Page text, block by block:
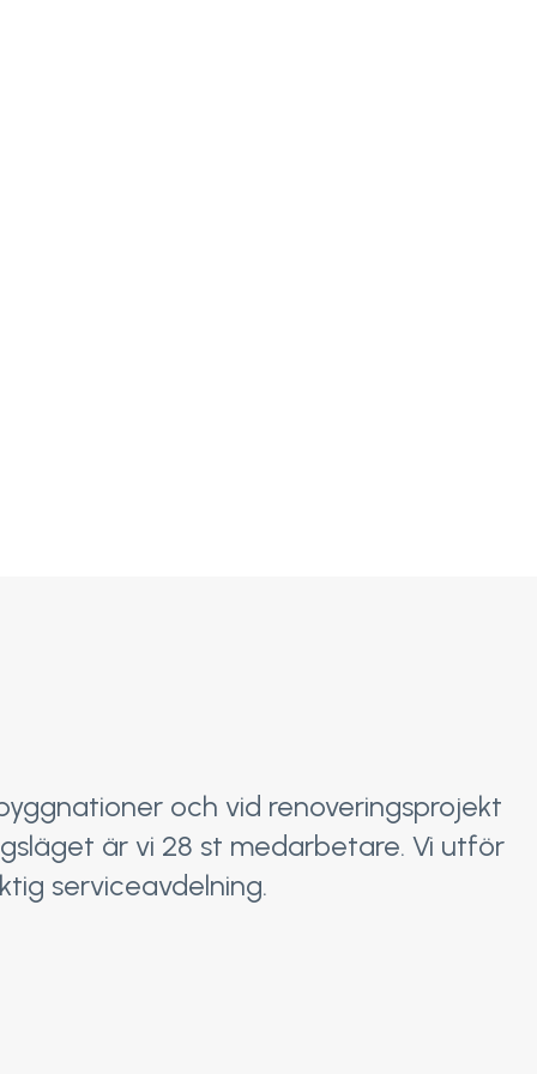
och vid renoveringsprojekt
är vi 28 st medarbetare. Vi utför
serviceavdelning.